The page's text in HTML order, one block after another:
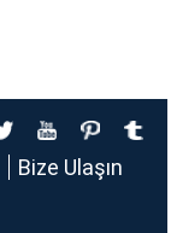
Bize Ulaşın